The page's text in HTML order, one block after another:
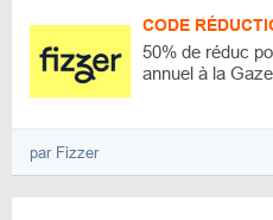
CODE
50% de réduc
annuel à la
par Fizzer